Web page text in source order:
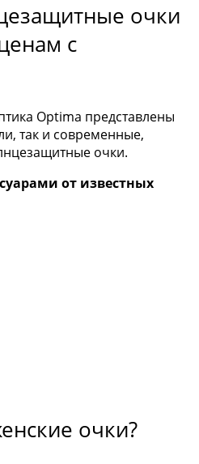
очки
с
Optima представлены
так и современные,
очки.
от известных
очки?